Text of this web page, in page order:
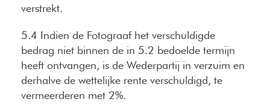
verstrekt.
5.4 Indien de Fotograaf het verschuldigde
bedrag niet binnen de in 5.2 bedoelde termijn
heeft ontvangen, is de Wederpartij in verzuim en
derhalve de wettelijke rente verschuldigd, te
vermeerderen met 2%.